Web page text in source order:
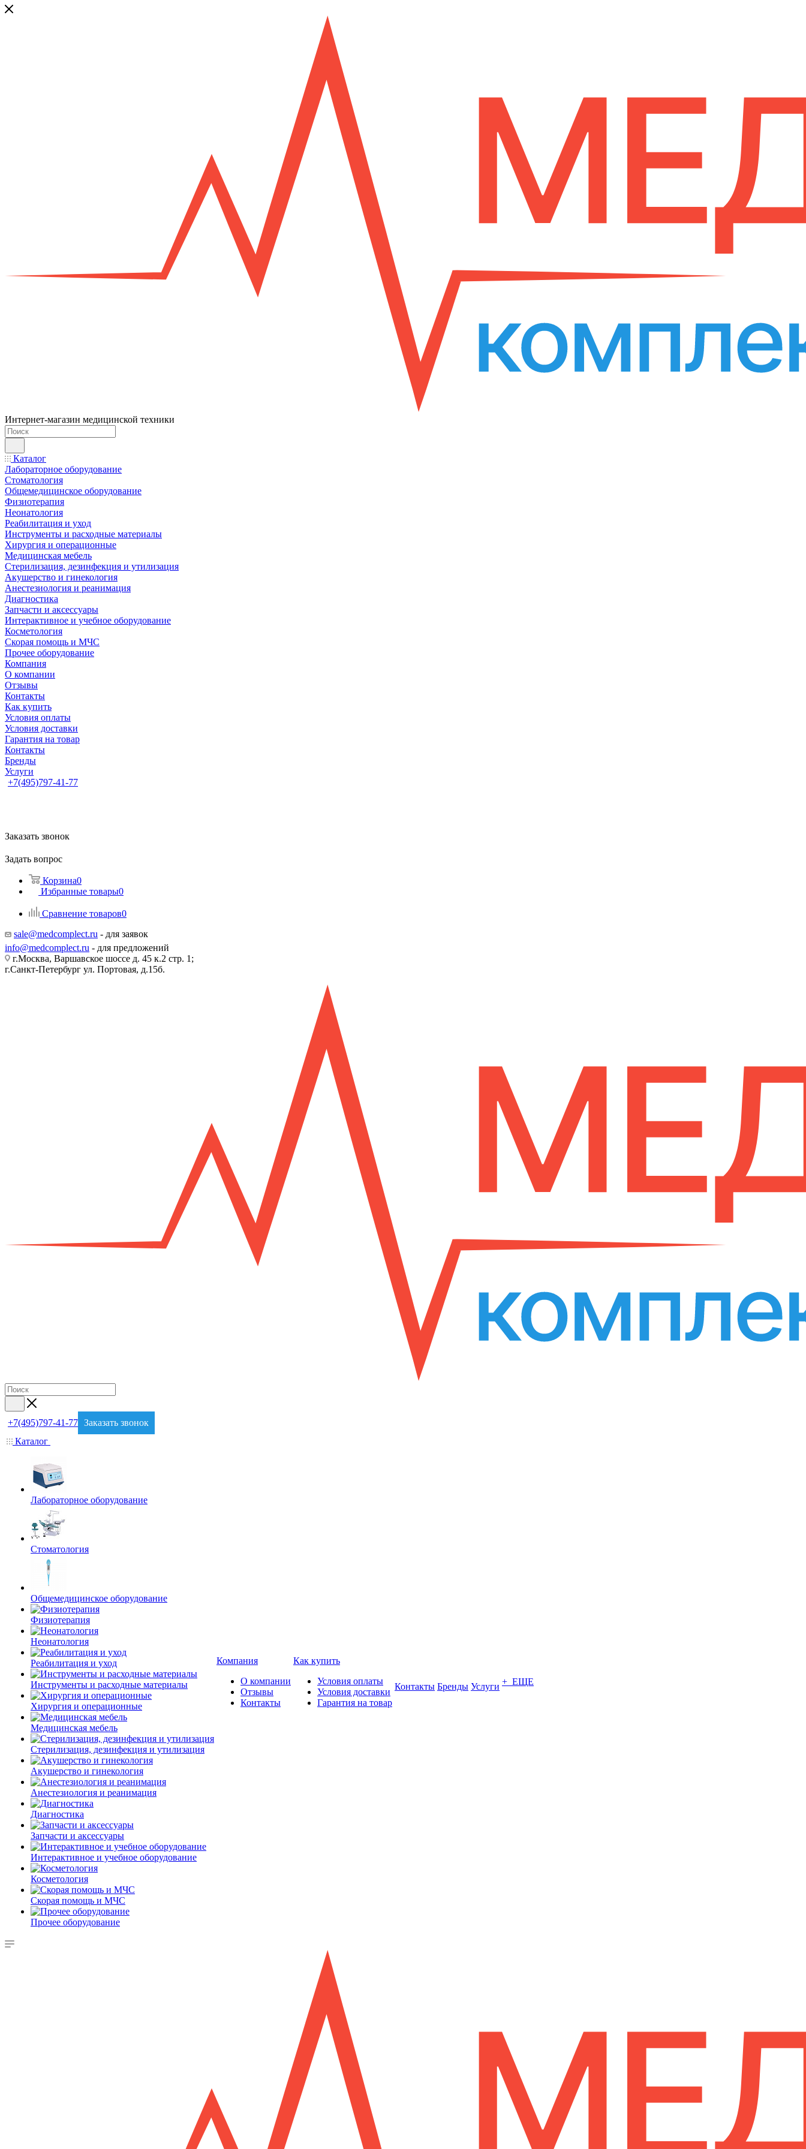
Интернет-магазин медицинской техники
Каталог
Лабораторное оборудование
Стоматология
Общемедицинское оборудование
Физиотерапия
Неонатология
Реабилитация и уход
Инструменты и расходные материалы
Хирургия и операционные
Медицинская мебель
Стерилизация, дезинфекция и утилизация
Акушерство и гинекология
Анестезиология и реанимация
Диагностика
Запчасти и аксессуары
Интерактивное и учебное оборудование
Косметология
Скорая помощь и МЧС
Прочее оборудование
Компания
О компании
Отзывы
Контакты
Как купить
Условия оплаты
Условия доставки
Гарантия на товар
Контакты
Бренды
Услуги
+7(495)797-41-77
Заказать звонок
Задать вопрос
Корзина0
Избранные товары0
Сравнение товаров0
sale@medcomplect.ru - для заявок
info@medcomplect.ru - для предложений
г.Москва, Варшавское шоссе д. 45 к.2 стр. 1;
г.Санкт-Петербург ул. Портовая, д.15б.
+7(495)797-41-77 Заказать звонок
Каталог
Лабораторное оборудование
Стоматология
Общемедицинское оборудование
Физиотерапия
Неонатология
Реабилитация и уход
Инструменты и расходные материалы
Хирургия и операционные
Медицинская мебель
Стерилизация, дезинфекция и утилизация
Акушерство и гинекология
Анестезиология и реанимация
Диагностика
Запчасти и аксессуары
Интерактивное и учебное оборудование
Косметология
Скорая помощь и МЧС
Прочее оборудование
Компания
О компании
Отзывы
Контакты
Как купить
Условия оплаты
Условия доставки
Гарантия на товар
Контакты Бренды Услуги + ЕЩЕ